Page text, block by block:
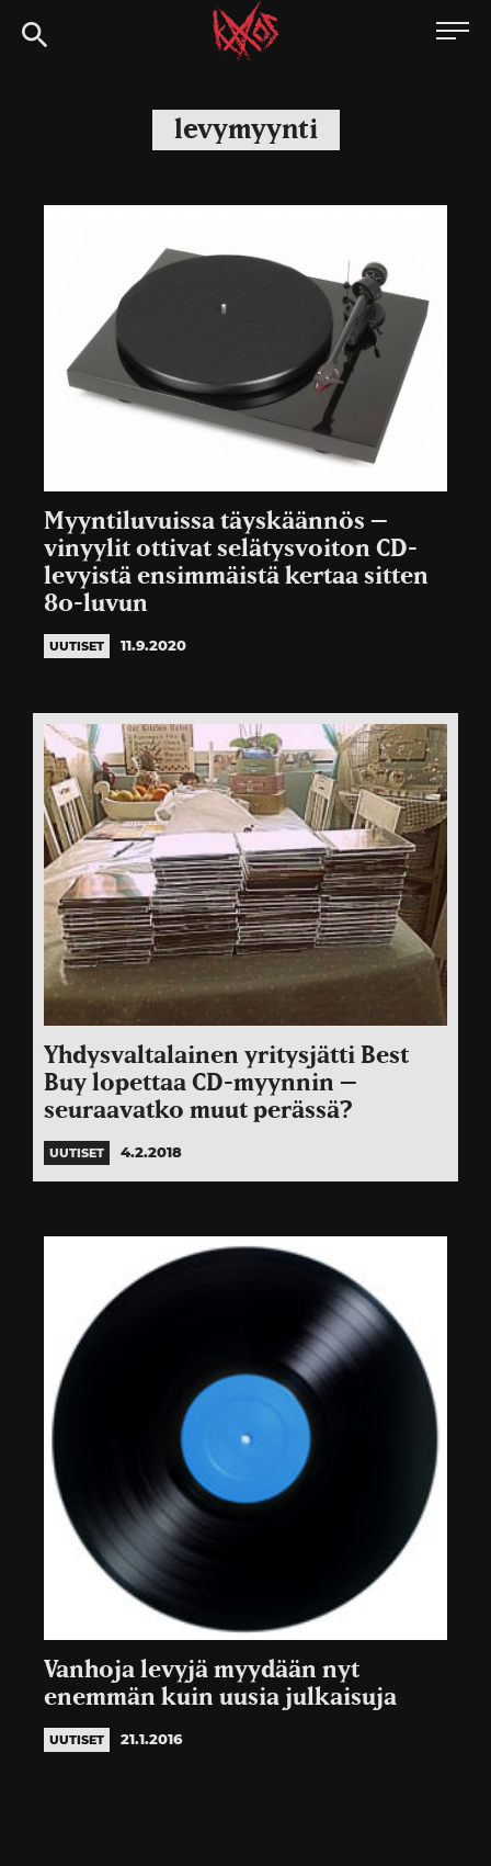
Siirry
suoraan
Kaaoszine
levymyynti
Myyntiluvuissa täyskäännös –
vinyylit ottivat selätysvoiton CD-
levyistä ensimmäistä kertaa sitten
80-luvun
UUTISET 11.9.2020
Yhdysvaltalainen yritysjätti Best
Buy lopettaa CD-myynnin –
seuraavatko muut perässä?
UUTISET 4.2.2018
Vanhoja levyjä myydään nyt
enemmän kuin uusia julkaisuja
UUTISET 21.1.2016